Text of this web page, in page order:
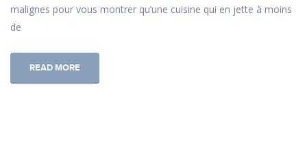
malignes pour vous montrer qu’une cuisine qui en jette à moins
de
READ MORE